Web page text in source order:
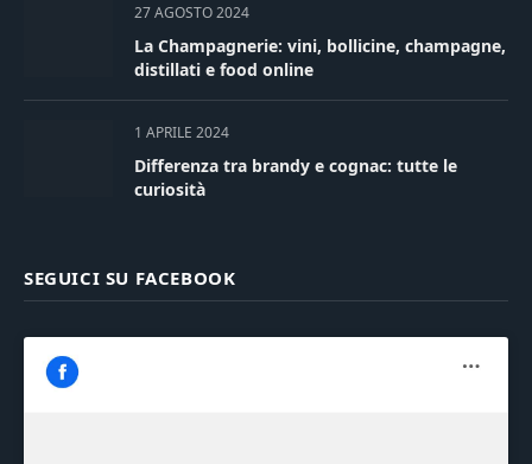
27 AGOSTO 2024
La Champagnerie: vini, bollicine, champagne,
distillati e food online
1 APRILE 2024
Differenza tra brandy e cognac: tutte le
curiosità
SEGUICI SU FACEBOOK